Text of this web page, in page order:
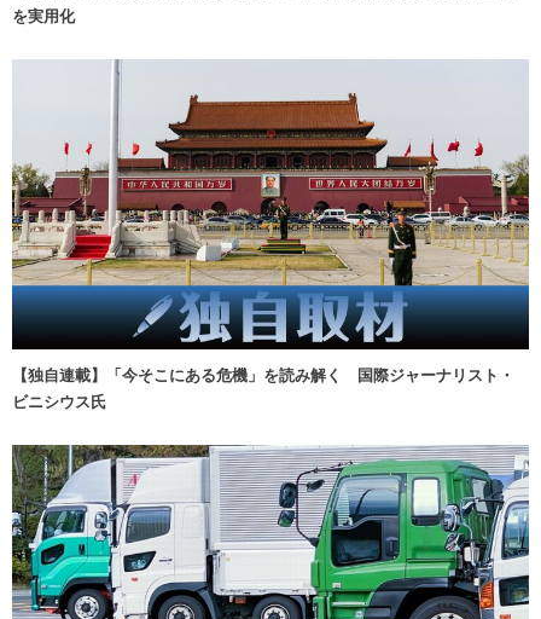
を実用化
【独自連載】「今そこにある危機」を読み解く 国際ジャーナリスト・
ビニシウス氏